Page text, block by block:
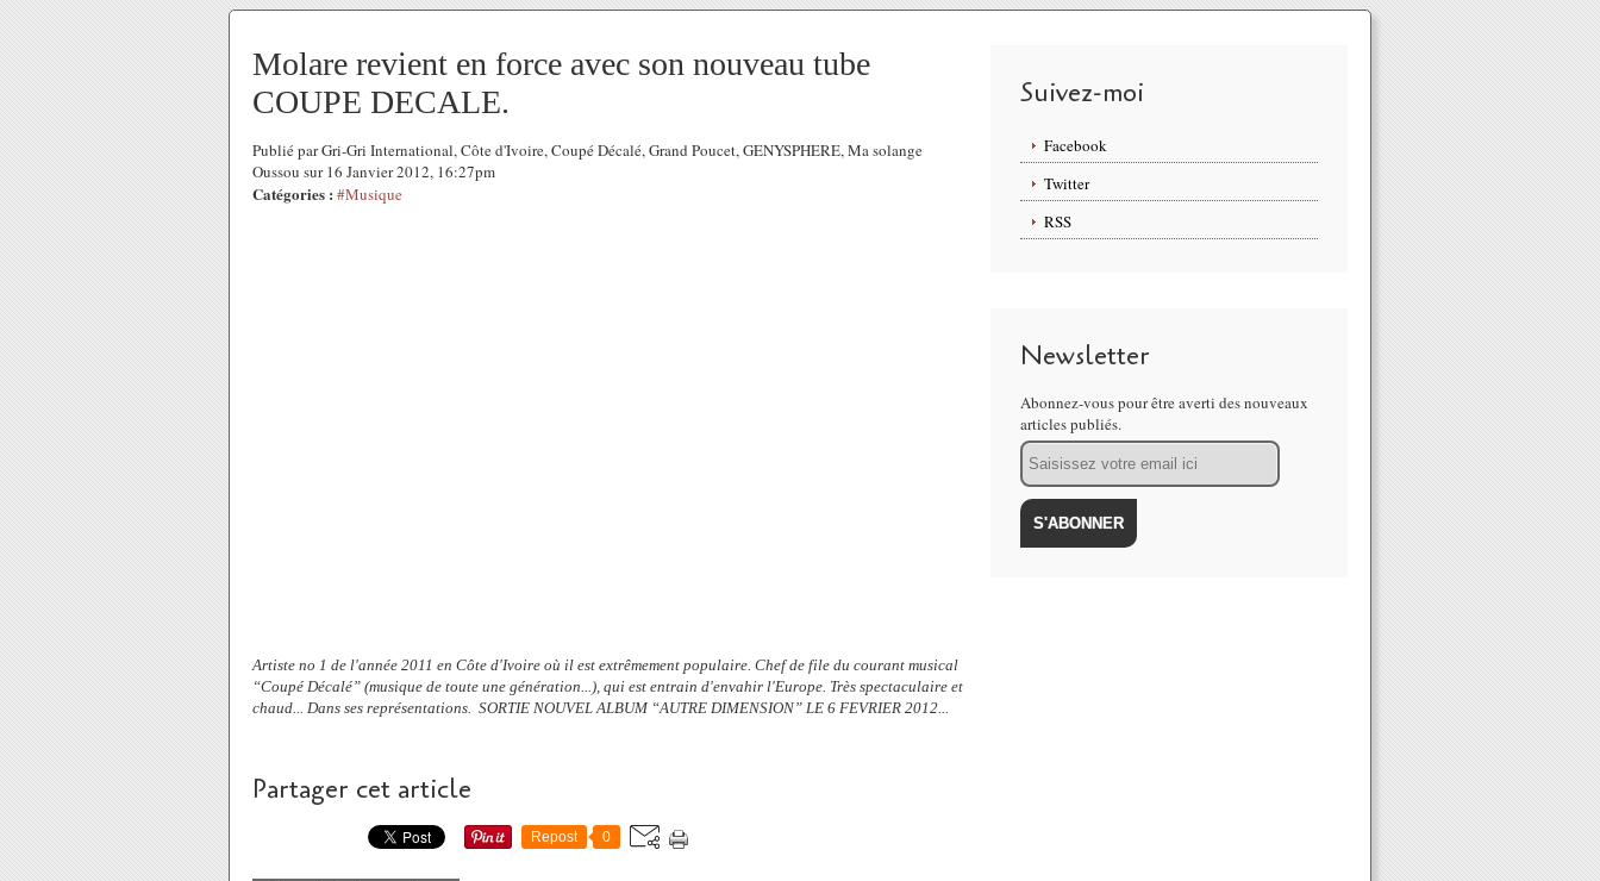
Molare revient en force avec son nouveau tube
COUPE DECALE.
Publié par Gri-Gri International, Côte d'Ivoire, Coupé Décalé, Grand Poucet, GENYSPHERE, Ma solange
Oussou sur 16 Janvier 2012, 16:27pm
Catégories : #Musique
Artiste no 1 de l'année 2011 en Côte d'Ivoire où il est extrêmement populaire. Chef de file du courant musical
“Coupé Décalé” (musique de toute une génération...), qui est entrain d'envahir l'Europe. Très spectaculaire et
chaud... Dans ses représentations. SORTIE NOUVEL ALBUM “AUTRE DIMENSION” LE 6 FEVRIER 2012...
Partager cet article
Repost 0
Suivez-moi
Facebook
Twitter
RSS
Newsletter
Abonnez-vous pour être averti des nouveaux
articles publiés.
Email